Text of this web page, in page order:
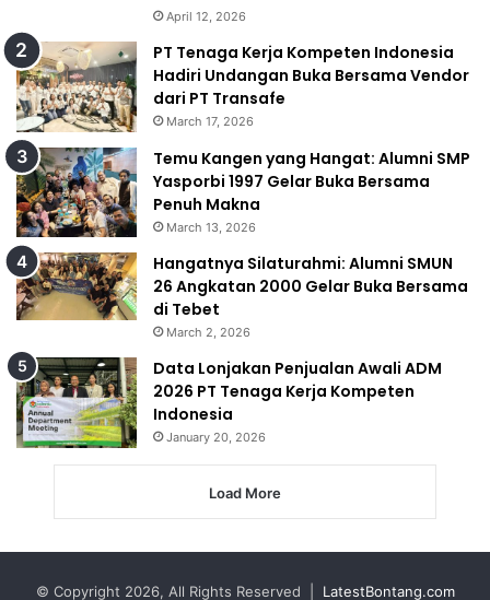
April 12, 2026
PT Tenaga Kerja Kompeten Indonesia
Hadiri Undangan Buka Bersama Vendor
dari PT Transafe
March 17, 2026
Temu Kangen yang Hangat: Alumni SMP
Yasporbi 1997 Gelar Buka Bersama
Penuh Makna
March 13, 2026
Hangatnya Silaturahmi: Alumni SMUN
26 Angkatan 2000 Gelar Buka Bersama
di Tebet
March 2, 2026
Data Lonjakan Penjualan Awali ADM
2026 PT Tenaga Kerja Kompeten
Indonesia
January 20, 2026
Load More
© Copyright 2026, All Rights Reserved | LatestBontang.com